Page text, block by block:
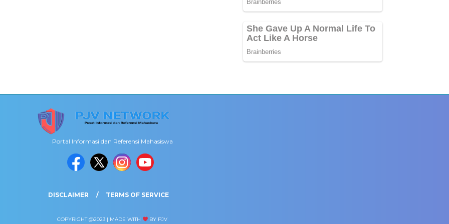
Portal Informasi dan Referensi Mahasiswa
DISCLAIMER TERMS OF SERVICE
COPYRIGHT @2023 | MADE WITH BY PJV